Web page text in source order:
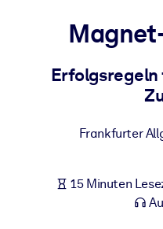
Bauen Sie eine gesunde
Integrieren Sie
Für
Bereichern Sie Ihre
Erfolgsregeln
Frankfurter
15 Minuten